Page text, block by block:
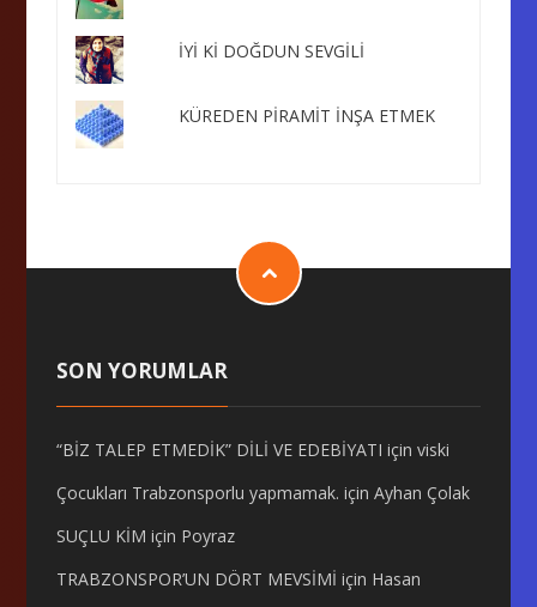
İYİ Kİ DOĞDUN SEVGİLİ
KÜREDEN PİRAMİT İNŞA ETMEK
SON YORUMLAR
“BİZ TALEP ETMEDİK” DİLİ VE EDEBİYATI içinviski
Çocukları Trabzonsporlu yapmamak. içinAyhan Çolak
SUÇLU KİM için Poyraz
TRABZONSPOR’UN DÖRT MEVSİMİ için Hasan